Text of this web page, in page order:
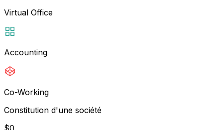
Virtual Office
Accounting
Co-Working
Constitution d'une société
$0